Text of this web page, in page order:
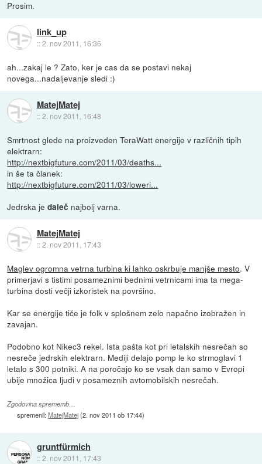
Prosim.
link_up
::2. nov 2011, 16:36
ah...zakaj le ? Zato, ker je cas da se postavi nekaj
novega...nadaljevanje sledi :)
MatejMatej
::2. nov 2011, 16:48
Smrtnost glede na proizveden TeraWatt energije v različnih tipih
elektrarn:
http://nextbigfuture.com/2011/03/deaths...
in še ta članek:
http://nextbigfuture.com/2011/03/loweri...
Jedrska jedaleč najbolj varna.
MatejMatej
::2. nov 2011, 17:43
Maglev ogromna vetrna turbina ki lahko oskrbuje manjše mesto. V
primerjavi s tistimi posameznimi bednimi vetrnicami ima ta mega-
turbina dosti večji izkoristek na površino.
Kar se energije tiče je folk v splošnem zelo napačno izobražen in
zavajan.
Podobno kot Nikec3 rekel. Ista pašta kot pri letalskih nesrečah so
nesreče jedrskih elektrarn. Mediji delajo pomp le ko strmoglavi 1
letalo s 300 potniki. A na poročajo ko se vsak dan samo v Evropi
ubije množica ljudi v posameznih avtomobilskih nesrečah.
Zgodovina sprememb…
spremenil:MatejMatej(2. nov 2011 ob 17:44)
gruntfürmich
::2. nov 2011, 17:43